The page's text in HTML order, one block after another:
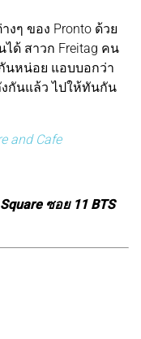
งๆ ของ Pronto ด้วย
ได้ สาวก Freitag คน
นหน่อย แอบบอกว่า
กันแล้ว ไปให้ทันกัน
and Cafe
ซอย 11 BTS